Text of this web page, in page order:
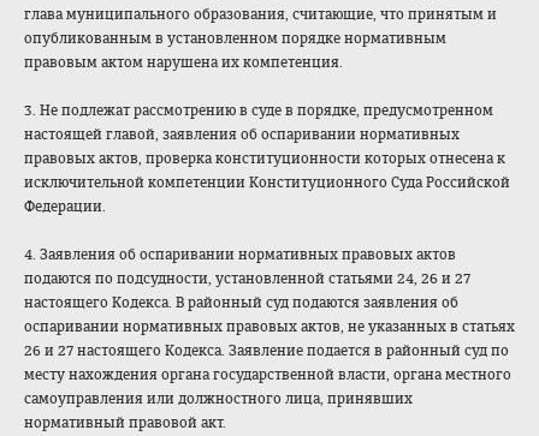
глава муниципального образования, считающие, что принятым и
опубликованным в установленном порядке нормативным
правовым актом нарушена их компетенция.
3. Не подлежат рассмотрению в суде в порядке, предусмотренном
настоящей главой, заявления об оспаривании нормативных
правовых актов, проверка конституционности которых отнесена к
исключительной компетенции Конституционного Суда Российской
Федерации.
4. Заявления об оспаривании нормативных правовых актов
подаются по подсудности, установленной статьями 24, 26 и 27
настоящего Кодекса. В районный суд подаются заявления об
оспаривании нормативных правовых актов, не указанных в статьях
26 и 27 настоящего Кодекса. Заявление подается в районный суд по
месту нахождения органа государственной власти, органа местного
самоуправления или должностного лица, принявших
нормативный правовой акт.